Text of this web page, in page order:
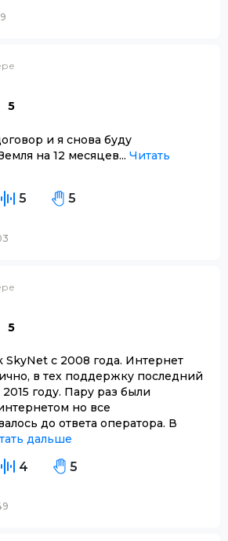
5
и я снова буду
на 12 месяцев... Читать
5
5
5
с 2008 года. Интернет
в тех поддержку последний
году. Пару раз были
но все
до ответа оператора. В
дальше
4
5